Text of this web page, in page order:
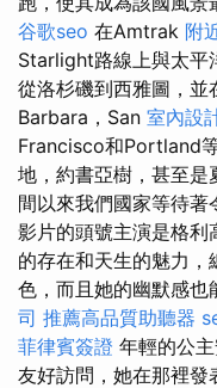
谷歌seo 在Amtrak 附
Starlight路線上與太平
從洛杉磯到西雅圖，並
Barbara，San 室內設
Francisco和Portland
地，約書亞樹，甚至是
間以來我們國家等待
影片的頭號主演是格利
的存在和天生的魅力，
色，而且她的幽默感也
司 推薦高品質助聽器
菲律賓簽證 年輕的公
友好訪問，她在那裡發